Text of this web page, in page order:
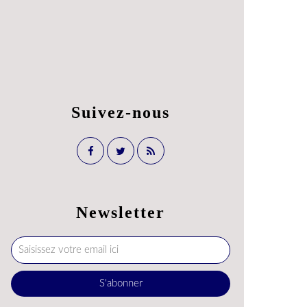
Newsletter
Suivez-nous